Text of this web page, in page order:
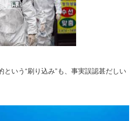
という“刷り込み”も、事実誤認甚だしい